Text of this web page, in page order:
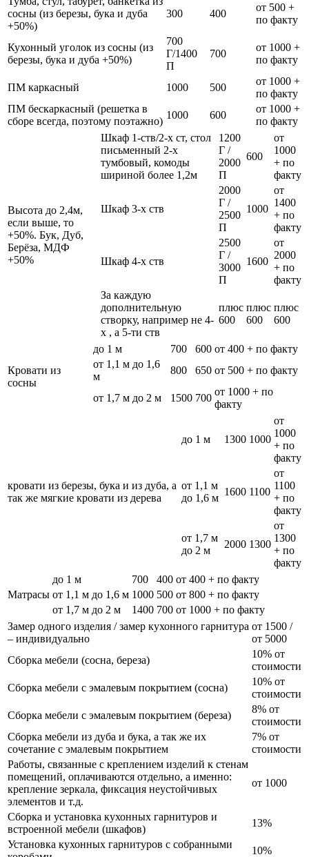
сосны (из березы, бука и дуба
+50%)
300 400
от 500 +
по факту
Кухонный уголок из сосны (из
березы, бука и дуба +50%)
700
Г/1400
П
700
от 1000 +
по факту
ПМ каркасный 1000 500
от 1000 +
по факту
ПМ бескаркасный (решетка в
сборе всегда, поэтому поэтажно)
1000 600
от 1000 +
по факту
Высота до 2,4м,
если выше, то
+50%. Бук, Дуб,
Берёза, МДФ
+50%
Шкаф 1-ств/2-х ст, стол
письменный 2-х
тумбовый, комоды
шириной более 1,2м
1200
Г /
2000
П
600
от
1000
+ по
факту
Шкаф 3-х ств
2000
Г /
2500
П
1000
от
1400
+ по
факту
Шкаф 4-х ств
2500
Г /
3000
П
1600
от
2000
+ по
факту
За каждую
дополнительную
створку, например не 4-
х , а 5-ти ств
плюс
600
плюс
600
плюс
600
Кровати из
сосны
до 1 м 700 600 от 400 + по факту
от 1,1 м до 1,6
м
800 650 от 500 + по факту
от 1,7 м до 2 м 1500 700
от 1000 + по
факту
кровати из березы, бука и из дуба, а
так же мягкие кровати из дерева
до 1 м 1300 1000
от
1000
+ по
факту
от 1,1 м
до 1,6 м
1600 1100
от
1100
+ по
факту
от 1,7 м
до 2 м
2000 1300
от
1300
+ по
факту
Матрасы
до 1 м 700 400 от 400 + по факту
от 1,1 м до 1,6 м 1000 500 от 800 + по факту
от 1,7 м до 2 м
1400 700 от 1000 + по факту
Замер одного изделия / замер кухонного гарнитура
– индивидуально
от 1500 /
от 5000
Сборка мебели (сосна, береза)
10% от
стоимости
Сборка мебели с эмалевым покрытием (сосна)
10% от
стоимости
Сборка мебели с эмалевым покрытием (береза)
8% от
стоимости
Сборка мебели из дуба и бука, а так же их
сочетание с эмалевым покрытием
7% от
стоимости
Работы, связанные с креплением изделий к стенам
помещений, оплачиваются отдельно, а именно:
крепление зеркала, фиксация неустойчивых
элементов и т.д.
от 1000
Сборка и установка кухонных гарнитуров и
встроенной мебели (шкафов)
13%
Установка кухонных гарнитуров с собранными
10%